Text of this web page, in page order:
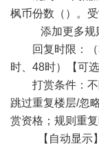
枫币份数（）。
添加更多规
回复时限：
时、48时）【可
打赏条件：
跳过重复楼层/忽
赏资格；规则重
【自动显示